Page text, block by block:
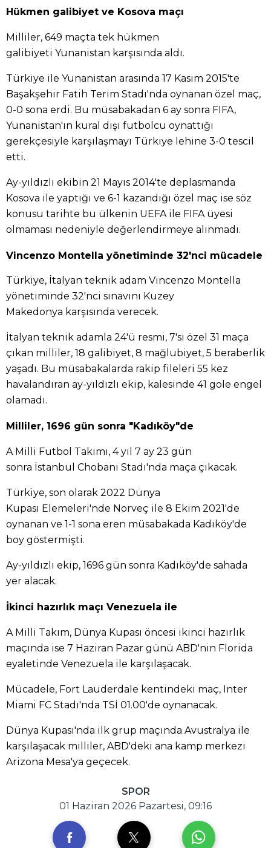
Hükmen galibiyet ve Kosova maçı
Milliler, 649 maçta tek hükmen
galibiyeti Yunanistan karşısında aldı.
Türkiye ile Yunanistan arasında 17 Kasım 2015'te
Başakşehir Fatih Terim Stadı'nda oynanan özel maç,
0-0 sona erdi. Bu müsabakadan 6 ay sonra FIFA,
Yunanistan'ın kural dışı futbolcu oynattığı
gerekçesiyle karşılaşmayı Türkiye lehine 3-0 tescil
etti.
Ay-yıldızlı ekibin 21 Mayıs 2014'te deplasmanda
Kosova ile yaptığı ve 6-1 kazandığı özel maç ise söz
konusu tarihte bu ülkenin UEFA ile FIFA üyesi
olmaması nedeniyle değerlendirmeye alınmadı.
Vincenzo Montella yönetiminde 32'nci mücadele
Türkiye, İtalyan teknik adam Vincenzo Montella
yönetiminde 32'nci sınavını Kuzey
Makedonya karşısında verecek.
İtalyan teknik adamla 24'ü resmi, 7'si özel 31 maça
çıkan milliler, 18 galibiyet, 8 mağlubiyet, 5 beraberlik
yaşadı. Bu müsabakalarda rakip fileleri 55 kez
havalandıran ay-yıldızlı ekip, kalesinde 41 gole engel
olamadı.
Milliler, 1696 gün sonra "Kadıköy"de
A Milli Futbol Takımı, 4 yıl 7 ay 23 gün
sonra İstanbul Chobani Stadı'nda maça çıkacak.
Türkiye, son olarak 2022 Dünya
Kupası Elemeleri'nde Norveç ile 8 Ekim 2021'de
oynanan ve 1-1 sona eren müsabakada Kadıköy'de
boy göstermişti.
Ay-yıldızlı ekip, 1696 gün sonra Kadıköy'de sahada
yer alacak.
İkinci hazırlık maçı Venezuela ile
A Milli Takım, Dünya Kupası öncesi ikinci hazırlık
maçında ise 7 Haziran Pazar günü ABD'nin Florida
eyaletinde Venezuela ile karşılaşacak.
Mücadele, Fort Lauderdale kentindeki maç, Inter
Miami FC Stadı'nda TSİ 01.00'de oynanacak.
Dünya Kupası'nda ilk grup maçında Avustralya ile
karşılaşacak milliler, ABD'deki ana kamp merkezi
Arizona Mesa'ya geçecek.
SPOR
01 Haziran 2026 Pazartesi, 09:16